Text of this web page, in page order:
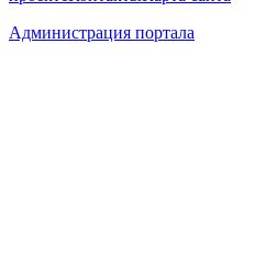
Администрация портала